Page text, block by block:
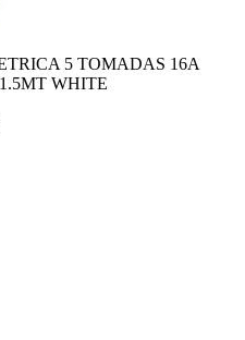
5 TOMADAS 16A
WHITE